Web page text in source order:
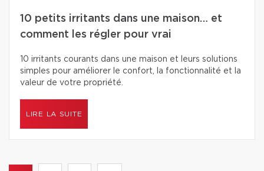
10 petits irritants dans une maison… et
comment les régler pour vrai
10 irritants courants dans une maison et leurs solutions
simples pour améliorer le confort, la fonctionnalité et la
valeur de votre propriété.
LIRE LA SUITE